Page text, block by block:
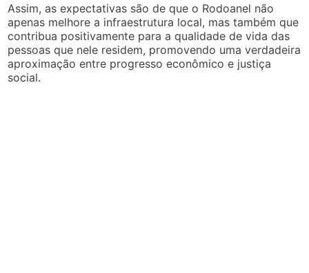
Assim, as expectativas são de que o Rodoanel não
apenas melhore a infraestrutura local, mas também que
contribua positivamente para a qualidade de vida das
pessoas que nele residem, promovendo uma verdadeira
aproximação entre progresso econômico e justiça
social.